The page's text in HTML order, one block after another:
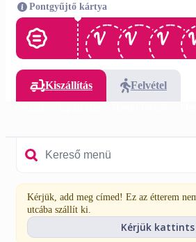
Pontgyűjtő kártya
Kiszállítás
Felvétel
Kérjük, add meg címed! Ez az étterem
utcába szállít ki.
Kérjük kattints